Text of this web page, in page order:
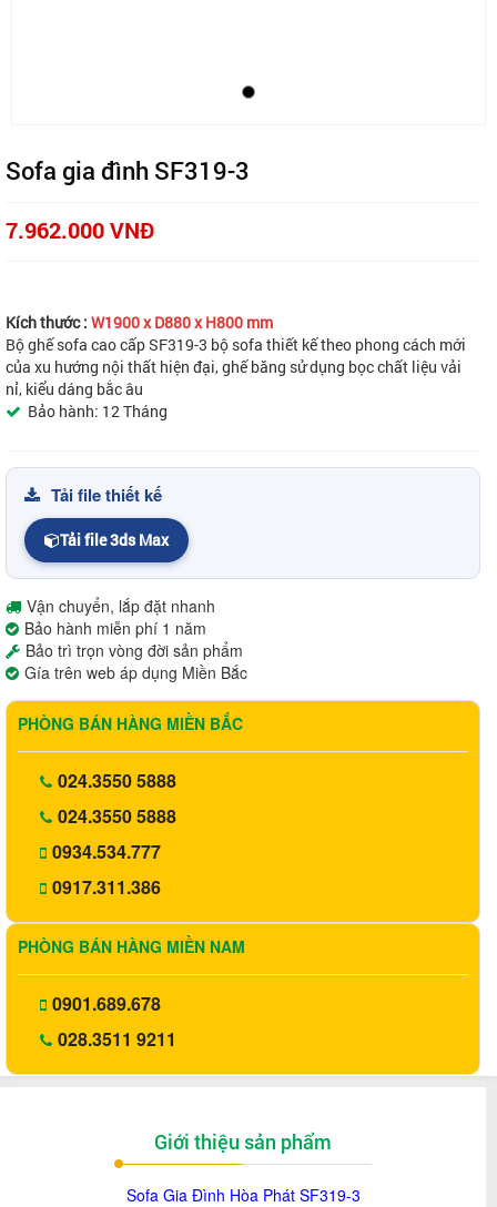
Sofa gia đình SF319-3
7.962.000 VNĐ
Kích thước : W1900 x D880 x H800 mm
Bộ ghế sofa cao cấp SF319-3 bộ sofa thiết kế theo phong cách mới
của xu hướng nội thất hiện đại, ghế băng sử dụng bọc chất liệu vải
nỉ, kiểu dáng bắc âu
Bảo hành: 12 Tháng
Tải file thiết kế
Tải file 3ds Max
Vận chuyển, lắp đặt nhanh
Bảo hành miễn phí 1 năm
Bảo trì trọn vòng đời sản phẩm
Gía trên web áp dụng Miền Bắc
PHÒNG BÁN HÀNG MIỀN BẮC
024.3550 5888
024.3550 5888
0934.534.777
0917.311.386
PHÒNG BÁN HÀNG MIỀN NAM
0901.689.678
028.3511 9211
Giới thiệu sản phẩm
Sofa Gia Đình Hòa Phát SF319-3